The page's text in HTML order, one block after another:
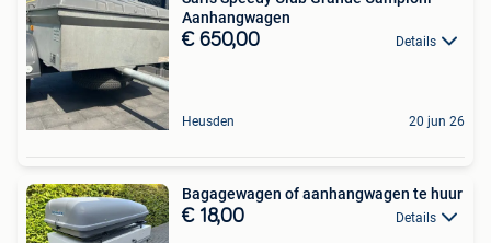
Aanhangwagen
€ 650,00 Details
Heusden 20 jun 26
Bagagewagen of aanhangwagen te huur
€ 18,00 Details